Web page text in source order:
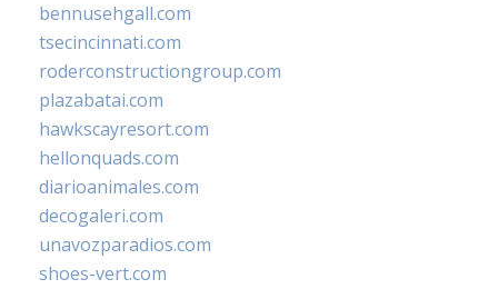
bennusehgall.com
tsecincinnati.com
roderconstructiongroup.com
plazabatai.com
hawkscayresort.com
hellonquads.com
diarioanimales.com
decogaleri.com
unavozparadios.com
shoes-vert.com